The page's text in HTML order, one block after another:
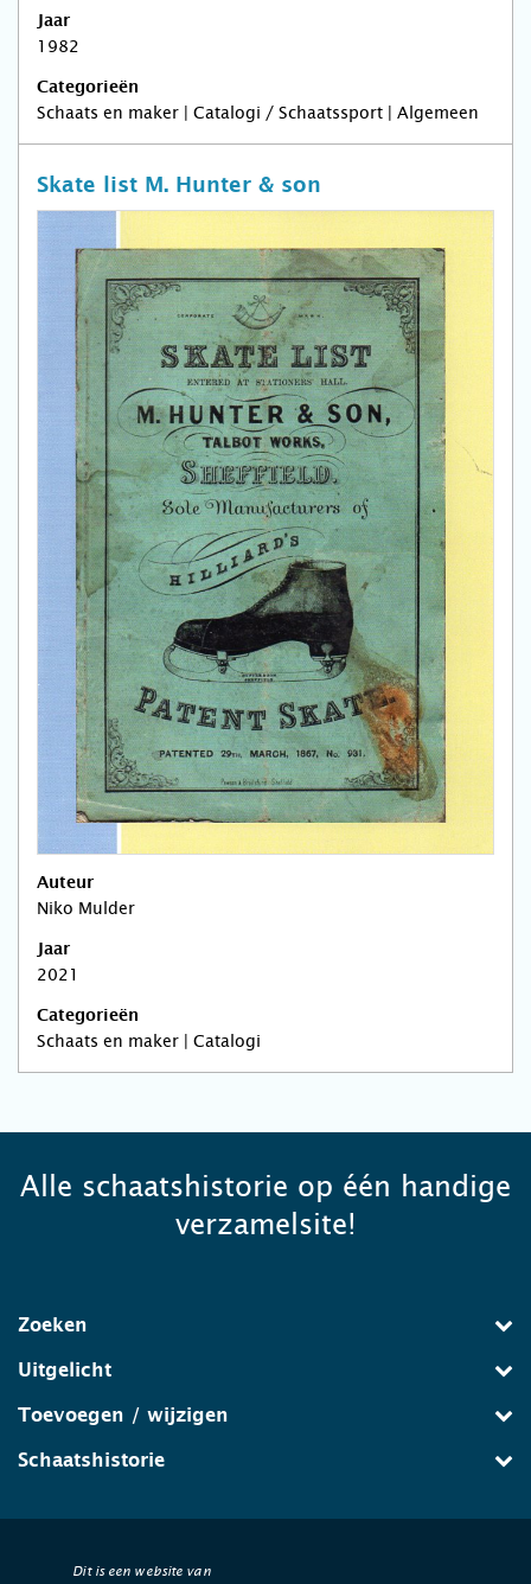
Jaar
1982
Categorieën
Schaats en maker | Catalogi / Schaatssport | Algemeen
Skate list M. Hunter & son
Auteur
Niko Mulder
Jaar
2021
Categorieën
Schaats en maker | Catalogi
Alle schaatshistorie op één handige
verzamelsite!
Zoeken
Uitgelicht
Toevoegen / wijzigen
Schaatshistorie
Dit is een website van